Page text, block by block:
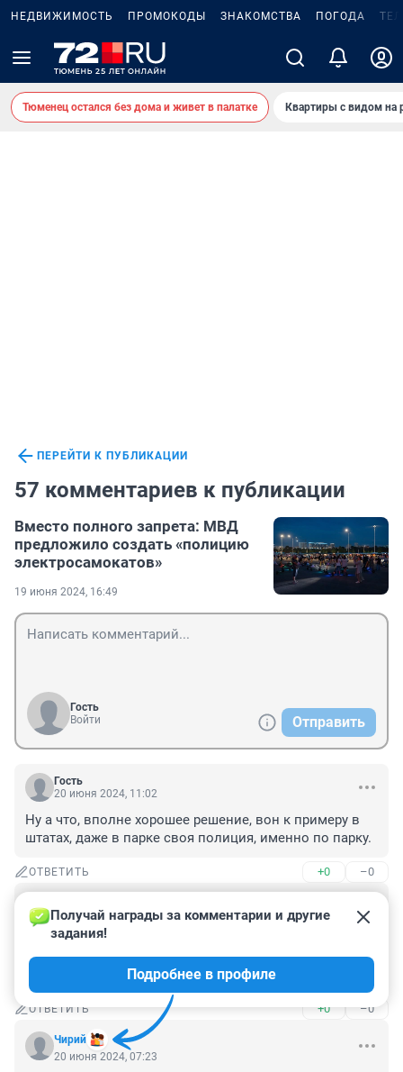
НЕДВИЖИМОСТЬ ПРОМОКОДЫ ЗНАКОМСТВА ПОГОДА
Тюменец остался без дома и живет в палатке Квартиры с видом на
ПЕРЕЙТИ К ПУБЛИКАЦИИ
57 комментариев к публикации
Вместо полного запрета: МВД
предложило создать «полицию
электросамокатов»
19 июня 2024, 16:49
Гость
Войти
Отправить
Гость
20 июня 2024, 11:02
Ну а что, вполне хорошее решение, вон к примеру в
штатах, даже в парке своя полиция, именно по парку.
ОТВЕТИТЬ +0 –0
20 июня 2024, 08:04
Штрафовать фирмы WHOOSH и ЮРЕНТ. За каждое
правонарушение. И все сдвинется с мертвой точки.
Ибо удавятся за копейку.
ОТВЕТИТЬ +0 –0
Чирий
Получай награды за комментарии и другие
задания!
Подробнее в профиле
20 июня 2024, 07:23